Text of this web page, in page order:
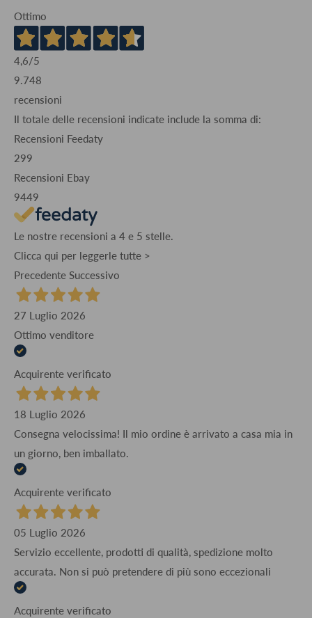
Ottimo
4,6/5
9.748
recensioni
Il totale delle recensioni indicate include la somma di:
Recensioni Feedaty
299
Recensioni Ebay
9449
Le nostre recensioni a 4 e 5 stelle.
Clicca qui per leggerle tutte >
Precedente Successivo
27 Luglio 2026
Ottimo venditore
Acquirente verificato
18 Luglio 2026
Consegna velocissima! Il mio ordine è arrivato a casa mia in
un giorno, ben imballato.
Acquirente verificato
05 Luglio 2026
Servizio eccellente, prodotti di qualità, spedizione molto
accurata. Non si può pretendere di più sono eccezionali
Acquirente verificato